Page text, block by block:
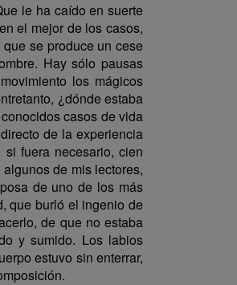
le ha caído en suerte
el mejor de los casos,
se produce un cese
Hay sólo pausas
los mágicos
¿dónde estaba
casos de vida
de la experiencia
fuera necesario, cien
de mis lectores,
de uno de los más
que burló el ingenio de
de que no estaba
y sumido. Los labios
estuvo sin enterrar,